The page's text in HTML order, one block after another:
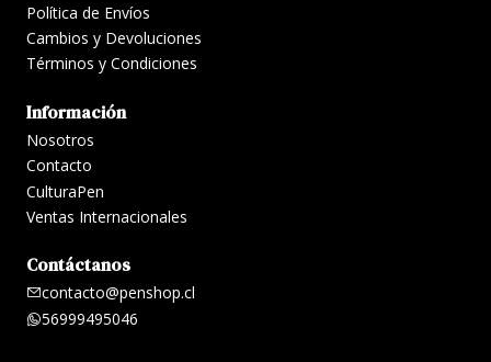
Política de Envíos
Cambios y Devoluciones
Términos y Condiciones
Información
Nosotros
Contacto
CulturaPen
Ventas Internacionales
Contáctanos
contacto@penshop.cl
56999495046